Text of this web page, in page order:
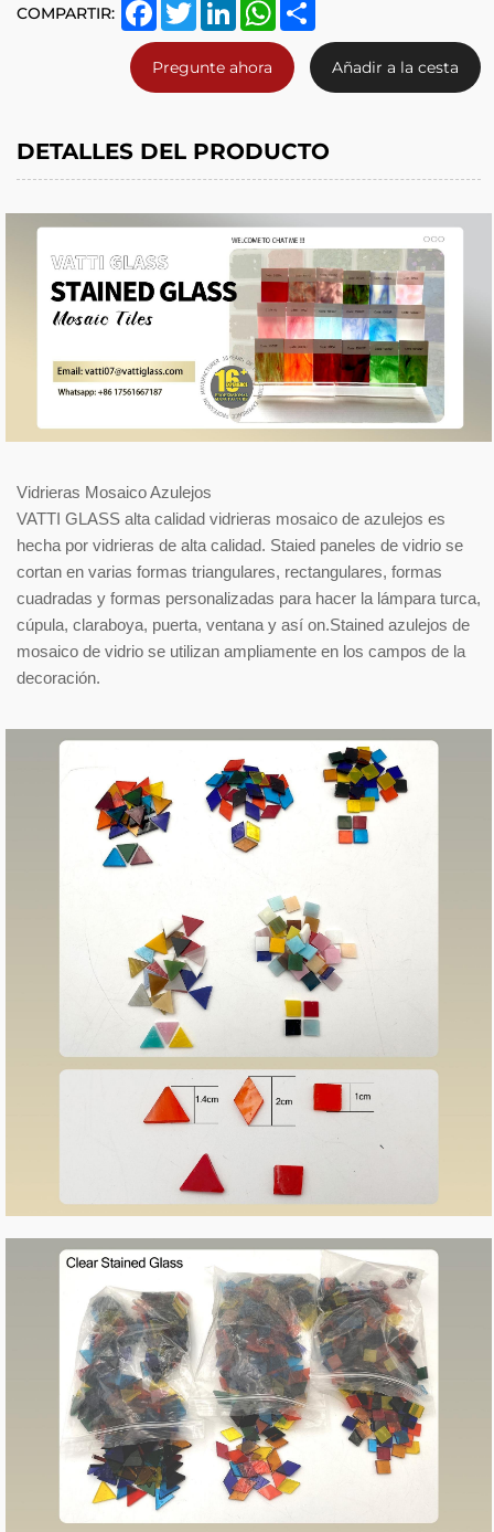
COMPARTIR:
Pregunte ahora Añadir a la cesta
DETALLES DEL PRODUCTO
Vidrieras Mosaico Azulejos
VATTI GLASS alta calidad vidrieras mosaico de azulejos es
hecha por vidrieras de alta calidad. Staied paneles de vidrio se
cortan en varias formas triangulares, rectangulares, formas
cuadradas y formas personalizadas para hacer la lámpara turca,
cúpula, claraboya, puerta, ventana y así on.Stained azulejos de
mosaico de vidrio se utilizan ampliamente en los campos de la
decoración.